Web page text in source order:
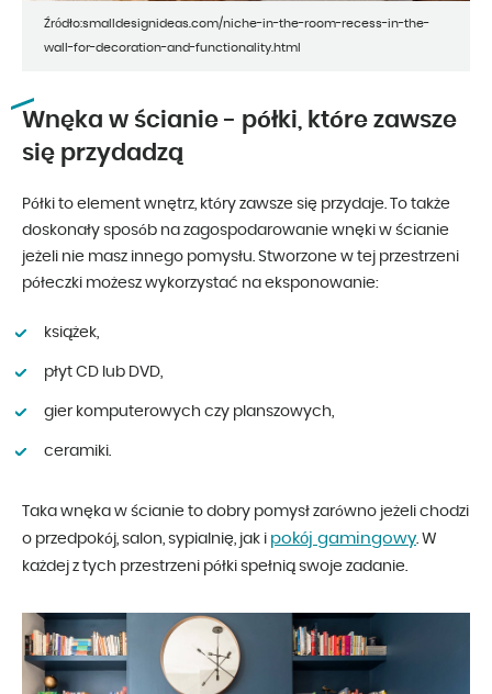
Źródło:smalldesignideas.com/niche-in-the-room-recess-in-the-
wall-for-decoration-and-functionality.html
Wnęka w ścianie - półki, które zawsze
się przydadzą
Półki to element wnętrz, który zawsze się przydaje. To także
doskonały sposób na zagospodarowanie wnęki w ścianie
jeżeli nie masz innego pomysłu. Stworzone w tej przestrzeni
półeczki możesz wykorzystać na eksponowanie:
książek,
płyt CD lub DVD,
gier komputerowych czy planszowych,
ceramiki.
Taka wnęka w ścianie to dobry pomysł zarówno jeżeli chodzi
o przedpokój, salon, sypialnię, jak i pokój gamingowy. W
każdej z tych przestrzeni półki spełnią swoje zadanie.